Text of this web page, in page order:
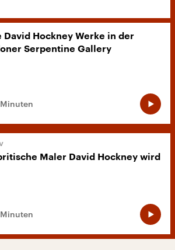
David Hockney Werke in der
Serpentine Gallery
Maler David Hockney wird